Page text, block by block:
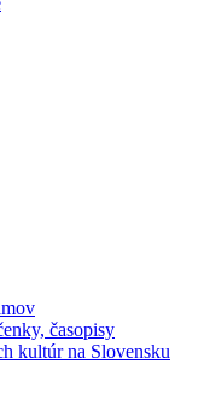
časopisy
kultúr na Slovensku